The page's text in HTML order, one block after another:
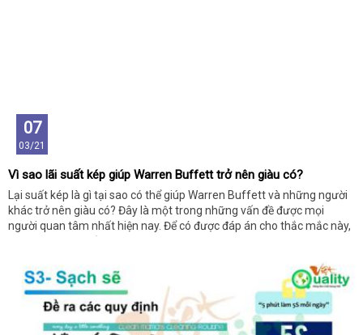
07
03/21
Vì sao lãi suất kép giúp Warren Buffett trở nên giàu có?
Lại suất kép là gì tại sao có thể giúp Warren Buffett và những người
khác trở nên giàu có? Đây là một trong những vấn đề được mọi
người quan tâm nhất hiện nay. Để có được đáp án cho thắc mắc này,